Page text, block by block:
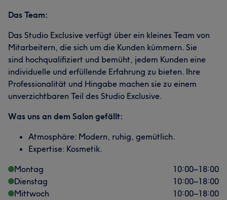
Das Team:
Das Studio Exclusive verfügt über ein kleines Team von
Mitarbeitern, die sich um die Kunden kümmern. Sie
sind hochqualifiziert und bemüht, jedem Kunden eine
individuelle und erfüllende Erfahrung zu bieten. Ihre
Professionalität und Hingabe machen sie zu einem
unverzichtbaren Teil des Studio Exclusive.
Was uns an dem Salon gefällt:
Atmosphäre: Modern, ruhig, gemütlich.
Expertise: Kosmetik.
Montag
10:00–18:00
Dienstag
10:00–18:00
Mittwoch
10:00–18:00